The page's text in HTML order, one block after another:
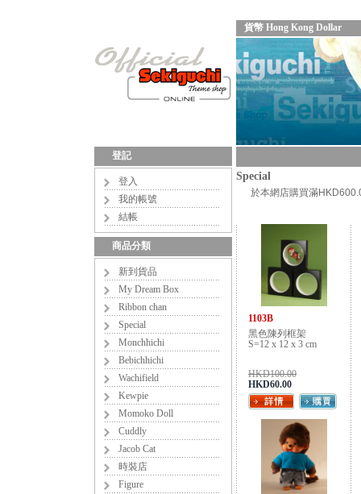
貨幣 Hong Kong Dollar
登記
登入
我的帳號
結帳
商品分類
新到貨品
My Dream Box
Ribbon chan
Special
Monchhichi
Bebichhichi
Wachifield
Kewpie
Momoko Doll
Cuddly
Jacob Cat
時裝店
Figure
Special
於本網店購買滿
1103B
黑色陳列框架
S=12 x 12 x 3 cm
HKD100.00
HKD60.00